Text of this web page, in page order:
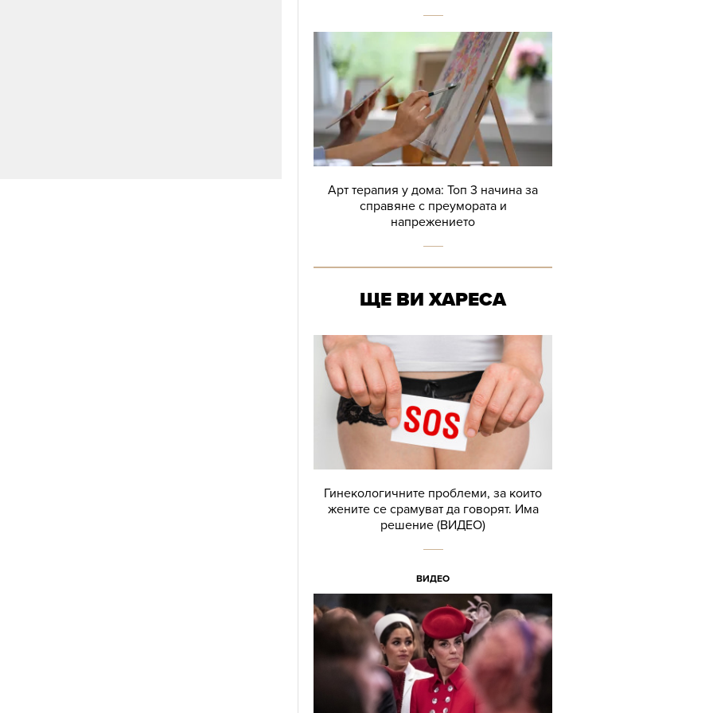
Арт терапия у дома: Топ 3 начина за
справяне с преумората и
напрежението
ЩЕ ВИ ХАРЕСА
Гинекологичните проблеми, за които
жените се срамуват да говорят. Има
решение (ВИДЕО)
ВИДЕО